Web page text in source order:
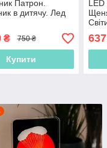
Патрон.
в дитячу. Лед
₴ 750 ₴
Купити
LED